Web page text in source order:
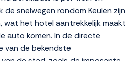
de snelwegen rondom Keulen zijn
wat het hotel aantrekkelijk maakt
auto komen. In de directe
van de bekendste